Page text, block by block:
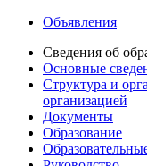
Объявления
Сведения об
Основные
Структура и
организацией
Документы
Образование